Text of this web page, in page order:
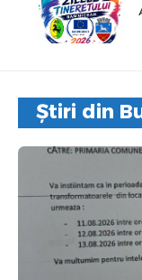
Știri din